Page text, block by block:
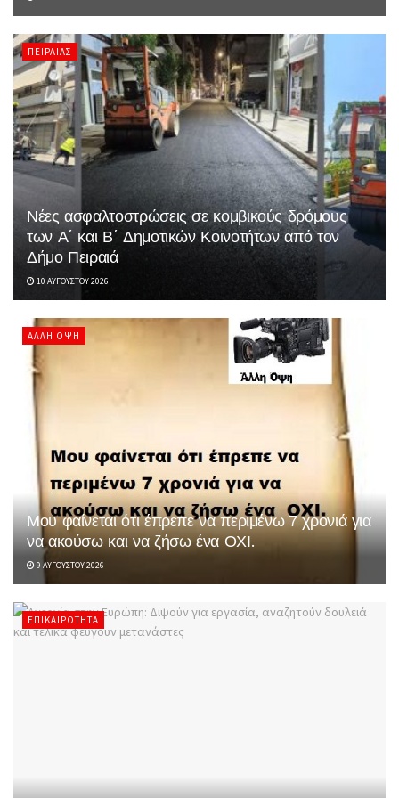
ΠΕΙΡΑΙΆΣ
Νέες ασφαλτοστρώσεις σε κομβικούς δρόμους
των Α΄ και Β΄ Δημοτικών Κοινοτήτων από τον
Δήμο Πειραιά
10 ΑΥΓΟΎΣΤΟΥ 2026
ΆΛΛΗ ΌΨΗ
Μου φαίνεται ότι έπρεπε να περιμένω 7 χρονιά για
να ακούσω και να ζήσω ένα ΟΧΙ.
9 ΑΥΓΟΎΣΤΟΥ 2026
ΕΠΙΚΑΙΡΌΤΗΤΑ